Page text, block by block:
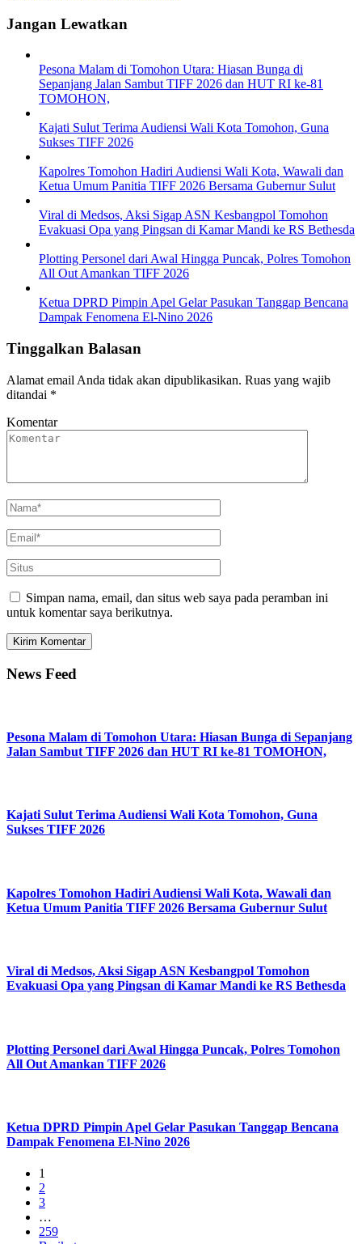
Jangan Lewatkan
Pesona Malam di Tomohon Utara: Hiasan Bunga di
Sepanjang Jalan Sambut TIFF 2026 dan HUT RI ke-81
TOMOHON,
Kajati Sulut Terima Audiensi Wali Kota Tomohon, Guna
Sukses TIFF 2026
Kapolres Tomohon Hadiri Audiensi Wali Kota, Wawali dan
Ketua Umum Panitia TIFF 2026 Bersama Gubernur Sulut
Viral di Medsos, Aksi Sigap ASN Kesbangpol Tomohon
Evakuasi Opa yang Pingsan di Kamar Mandi ke RS Bethesda
Plotting Personel dari Awal Hingga Puncak, Polres Tomohon
All Out Amankan TIFF 2026
Ketua DPRD Pimpin Apel Gelar Pasukan Tanggap Bencana
Dampak Fenomena El-Nino 2026
Tinggalkan Balasan
Alamat email Anda tidak akan dipublikasikan. Ruas yang wajib
ditandai *
Komentar
Simpan nama, email, dan situs web saya pada peramban ini
untuk komentar saya berikutnya.
News Feed
Pesona Malam di Tomohon Utara: Hiasan Bunga di Sepanjang
Jalan Sambut TIFF 2026 dan HUT RI ke-81 TOMOHON,
Kajati Sulut Terima Audiensi Wali Kota Tomohon, Guna
Sukses TIFF 2026
Kapolres Tomohon Hadiri Audiensi Wali Kota, Wawali dan
Ketua Umum Panitia TIFF 2026 Bersama Gubernur Sulut
Viral di Medsos, Aksi Sigap ASN Kesbangpol Tomohon
Evakuasi Opa yang Pingsan di Kamar Mandi ke RS Bethesda
Plotting Personel dari Awal Hingga Puncak, Polres Tomohon
All Out Amankan TIFF 2026
Ketua DPRD Pimpin Apel Gelar Pasukan Tanggap Bencana
Dampak Fenomena El-Nino 2026
1
2
3
…
259